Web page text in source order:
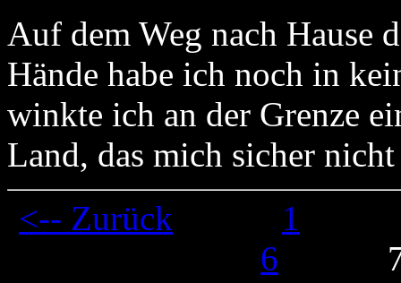
Auf dem Weg nach Hause
Hände habe ich noch in
winkte ich an der Grenze
Land, das mich sicher
<-- Zurück
1
6